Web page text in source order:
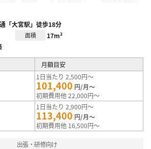
「大宮駅」徒歩18分
面積 17m²
月額目安
1日当たり 2,500円～
101,400 円/月～
初期費用他 22,000円～
1日当たり 2,900円～
113,400 円/月～
初期費用他 16,500円～
出張・研修向け